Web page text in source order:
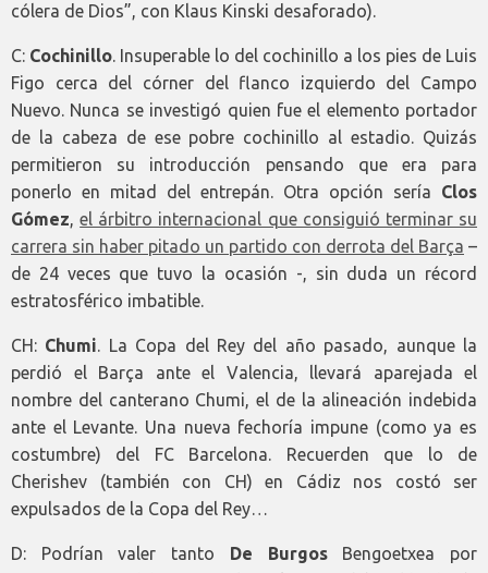
cólera de Dios”, con Klaus Kinski desaforado).
C: Cochinillo. Insuperable lo del cochinillo a los pies de Luis
Figo cerca del córner del flanco izquierdo del Campo
Nuevo. Nunca se investigó quien fue el elemento portador
de la cabeza de ese pobre cochinillo al estadio. Quizás
permitieron su introducción pensando que era para
ponerlo en mitad del entrepán. Otra opción sería Clos
Gómez,el árbitro internacional que consiguió terminar su
carrera sin haber pitado un partido con derrota del Barça –
de 24 veces que tuvo la ocasión -, sin duda un récord
estratosférico imbatible.
CH: Chumi. La Copa del Rey del año pasado, aunque la
perdió el Barça ante el Valencia, llevará aparejada el
nombre del canterano Chumi, el de la alineación indebida
ante el Levante. Una nueva fechoría impune (como ya es
costumbre) del FC Barcelona. Recuerden que lo de
Cherishev (también con CH) en Cádiz nos costó ser
expulsados de la Copa del Rey…
D: Podrían valer tanto De BurgosBengoetxea por